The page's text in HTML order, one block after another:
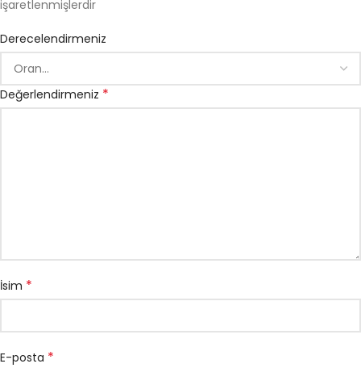
işaretlenmişlerdir
Derecelendirmeniz
Değerlendirmeniz *
İsim *
E-posta *